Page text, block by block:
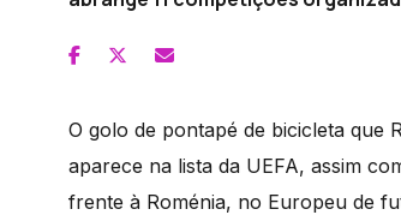
O golo de pontapé de bicicleta que
aparece na lista da UEFA, assim
frente à Roménia, no Europeu de